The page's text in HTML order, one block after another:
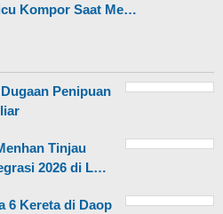
Kompor Saat Me…
Penipuan
Tinjau
2026 di L…
6 Kereta di Daop